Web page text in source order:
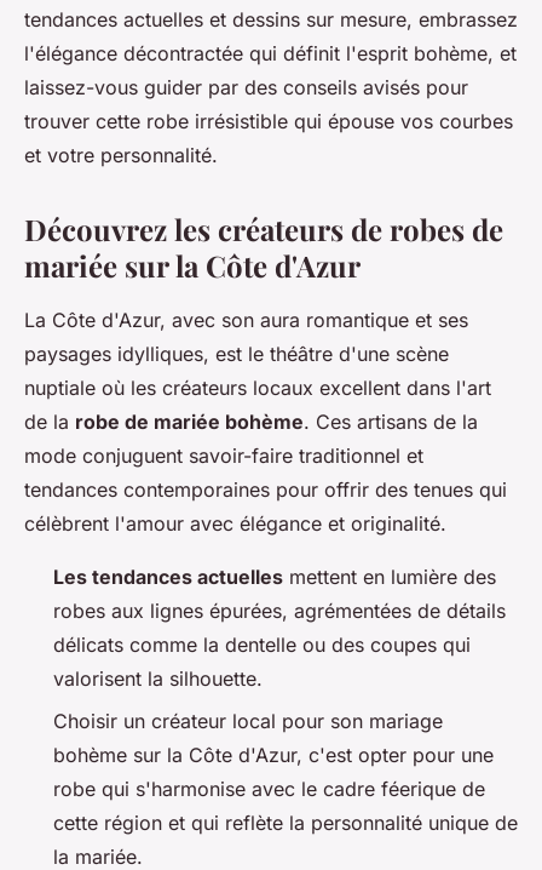
tendances actuelles et dessins sur mesure, embrassez
l'élégance décontractée qui définit l'esprit bohème, et
laissez-vous guider par des conseils avisés pour
trouver cette robe irrésistible qui épouse vos courbes
et votre personnalité.
Découvrez les créateurs de robes de
mariée sur la Côte d'Azur
La Côte d'Azur, avec son aura romantique et ses
paysages idylliques, est le théâtre d'une scène
nuptiale où les créateurs locaux excellent dans l'art
de la robe de mariée bohème. Ces artisans de la
mode conjuguent savoir-faire traditionnel et
tendances contemporaines pour offrir des tenues qui
célèbrent l'amour avec élégance et originalité.
Les tendances actuelles mettent en lumière des
robes aux lignes épurées, agrémentées de détails
délicats comme la dentelle ou des coupes qui
valorisent la silhouette.
Choisir un créateur local pour son mariage
bohème sur la Côte d'Azur, c'est opter pour une
robe qui s'harmonise avec le cadre féerique de
cette région et qui reflète la personnalité unique de
la mariée.